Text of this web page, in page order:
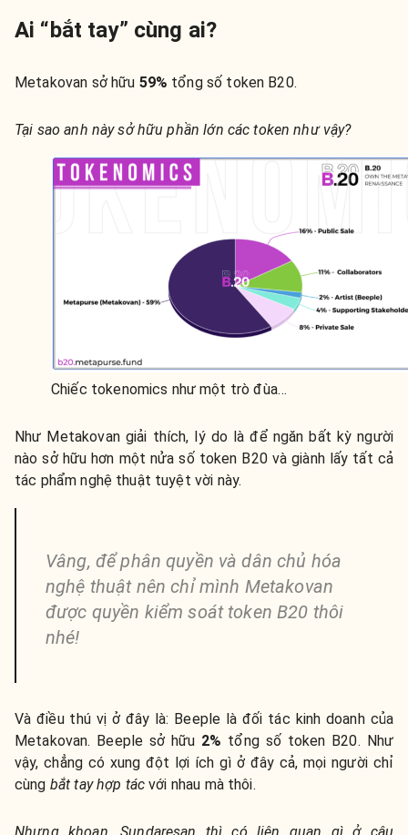
Ai “bắt tay” cùng ai?
Metakovan sở hữu 59% tổng số token B20.
Tại sao anh này sở hữu phần lớn các token như vậy?
Chiếc tokenomics như một trò đùa…
Như Metakovan giải thích, lý do là để ngăn bất kỳ người
nào sở hữu hơn một nửa số token B20 và giành lấy tất cả
tác phẩm nghệ thuật tuyệt vời này.
Vâng, để phân quyền và dân chủ hóa
nghệ thuật nên chỉ mình Metakovan
được quyền kiểm soát token B20 thôi
nhé!
Và điều thú vị ở đây là: Beeple là đối tác kinh doanh của
Metakovan. Beeple sở hữu 2% tổng số token B20. Như
vậy, chẳng có xung đột lợi ích gì ở đây cả, mọi người chỉ
cùng bắt tay hợp tác với nhau mà thôi.
Nhưng khoan, Sundaresan thì có liên quan gì ở câu